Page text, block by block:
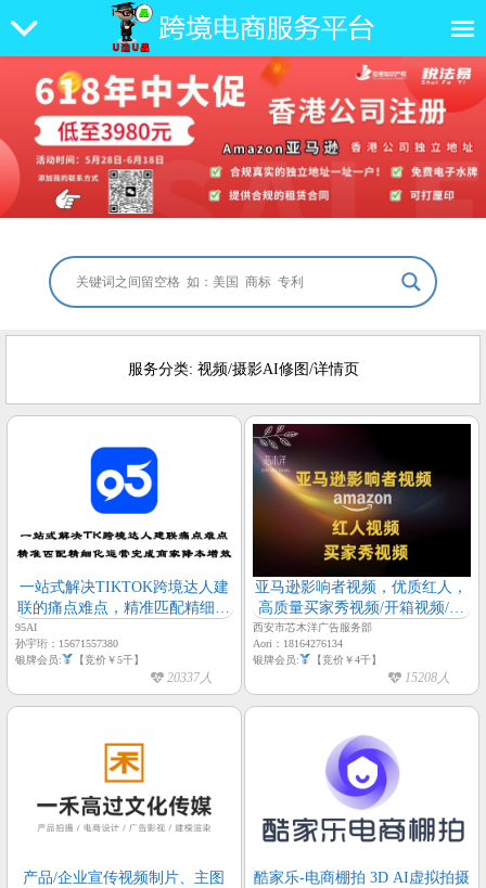
服务分类: 视频/摄影AI修图/详情页
一站式解决TIKTOK跨境达人建
联的痛点难点，精准匹配精细化
运营完成商家降本增效的诉
求-95AI
95AI
孙宇珩：15671557380
银牌会员:
【竞价￥5千】
20337人
亚马逊影响者视频，优质红人，
高质量买家秀视频/开箱视频/真
人测评 开箱展示/产品讲解/使用
展示/后期剪辑制作/包上传至关
联视频区/售后有保障 真人测评 ​
全站点 等多平台多站点
西安市芯木洋广告服务部
Aori：18164276134
银牌会员:
【竞价￥4千】
15208人
产品/企业宣传视频制片、主图
酷家乐-电商棚拍 3D AI虚拟拍摄